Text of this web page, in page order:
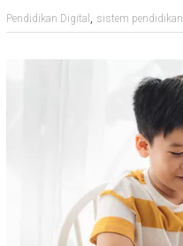
Pendidikan Digital , sistem pendidikan